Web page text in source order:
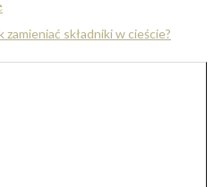
składniki w cieście?